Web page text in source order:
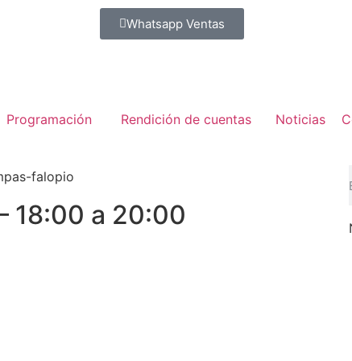
Whatsapp Ventas
Programación Rendición de cuentas Noticias
18:00 a 20:00